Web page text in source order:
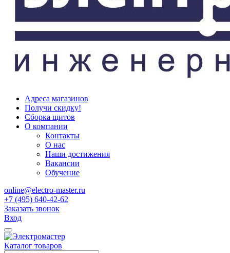
Адреса магазинов
Получи скидку!
Сборка щитов
О компании
Контакты
О нас
Наши достижения
Вакансии
Обучение
online@electro-master.ru
+7 (495) 640-42-62
Заказать звонок
Вход
Каталог товаров